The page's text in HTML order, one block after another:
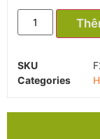
SKU
Categories